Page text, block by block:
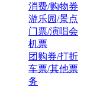
消费/购物券
游乐园/景点
门票/演唱会
机票
团购券/打折
车票/其他票
务